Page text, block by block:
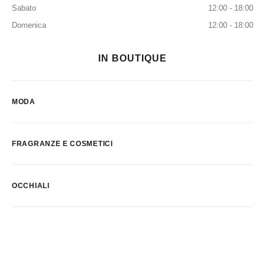
Sabato
12:00 - 18:00
Domenica
12:00 - 18:00
IN BOUTIQUE
MODA
FRAGRANZE E COSMETICI
OCCHIALI